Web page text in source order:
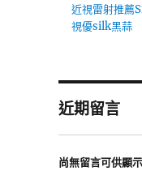
近視雷射推薦
視優silk黑蒜
近期留言
尚無留言可供顯